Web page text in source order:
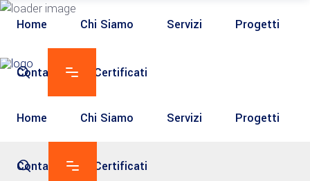
Home Chi Siamo Servizi Progetti
Contatti Certificati
Home Chi Siamo Servizi Progetti
Contatti Certificati